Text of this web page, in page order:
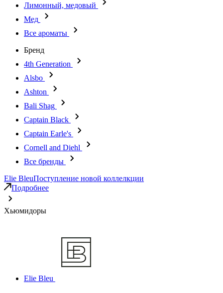
Лимонный, медовый
Мед
Все ароматы
Бренд
4th Generation
Alsbo
Ashton
Bali Shag
Captain Black
Captain Earle's
Cornell and Diehl
Все бренды
Elie BleuПоступление новой коллелкции
Подробнее
Хьюмидоры
Elie Bleu